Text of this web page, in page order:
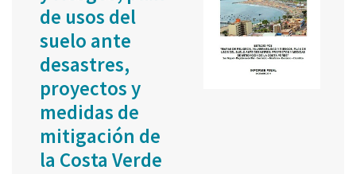
de usos del
suelo ante
desastres,
proyectos y
medidas de
mitigación de
la Costa Verde